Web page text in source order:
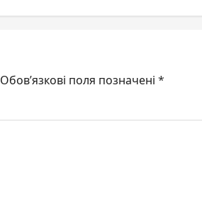
Обов’язкові поля позначені *